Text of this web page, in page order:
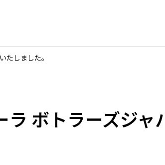
たしました。
ボトラーズジャ